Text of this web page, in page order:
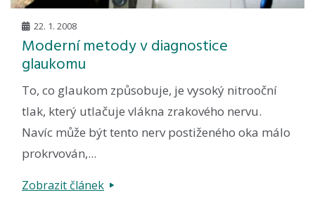
22. 1. 2008
Moderní metody v diagnostice
glaukomu
To, co glaukom způsobuje, je vysoký nitrooční
tlak, který utlačuje vlákna zrakového nervu.
Navíc může být tento nerv postiženého oka málo
prokrvován,...
Zobrazit článek